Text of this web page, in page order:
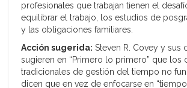
profesionales que trabajan tienen el
equilibrar el trabajo, los estudios de
y las obligaciones familiares.
Acción sugerida: Steven R. Covey y sus
sugieren en “Primero lo primero” que los
tradicionales de gestión del tiempo no
dicen que en vez de enfocarse en